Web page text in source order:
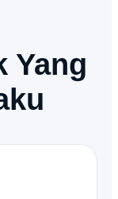
Yang